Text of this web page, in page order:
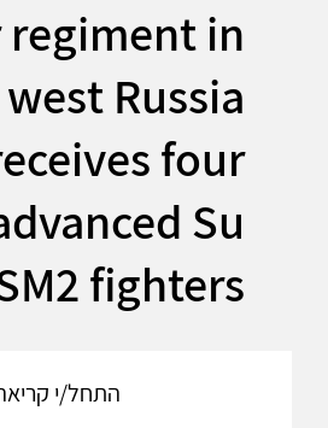
regiment in
west Russia
four
Su
fighters
התחל/י